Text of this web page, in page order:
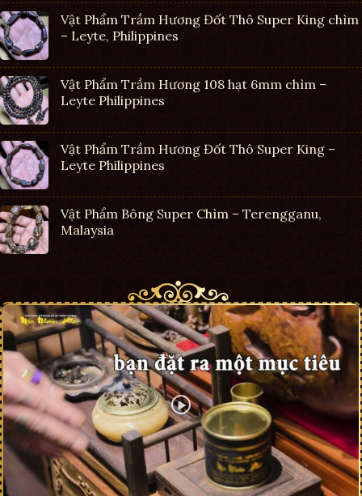
Vật Phẩm Trầm Hương Đốt Thô Super King chìm
– Leyte, Philippines
Vật Phẩm Trầm Hương 108 hạt 6mm chìm –
Leyte Philippines
Vật Phẩm Trầm Hương Đốt Thô Super King –
Leyte Philippines
Vật Phẩm Bông Super Chìm – Terengganu,
Malaysia